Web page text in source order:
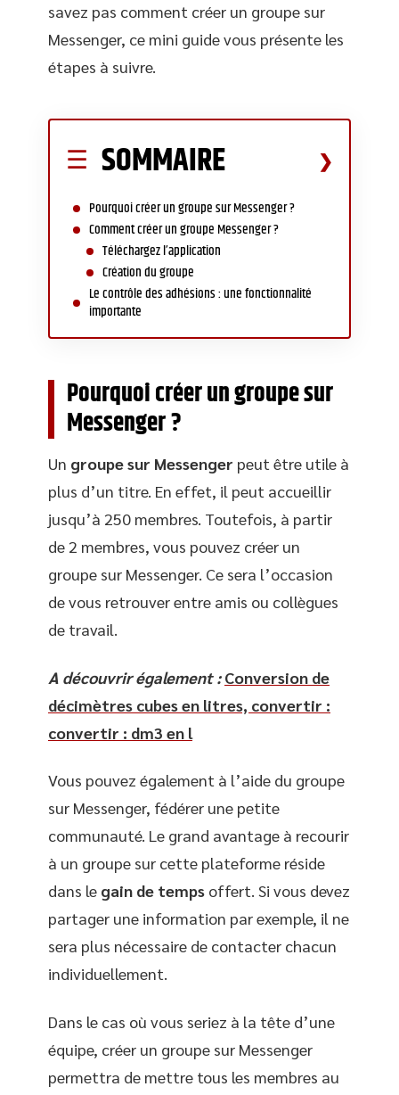
savez pas comment créer un groupe sur
Messenger, ce mini guide vous présente les
étapes à suivre.
SOMMAIRE
Pourquoi créer un groupe sur Messenger ?
Comment créer un groupe Messenger ?
Téléchargez l’application
Création du groupe
Le contrôle des adhésions : une fonctionnalité
importante
Pourquoi créer un groupe sur
Messenger ?
Un groupe sur Messenger peut être utile à
plus d’un titre. En effet, il peut accueillir
jusqu’à 250 membres. Toutefois, à partir
de 2 membres, vous pouvez créer un
groupe sur Messenger. Ce sera l’occasion
de vous retrouver entre amis ou collègues
de travail.
A découvrir également : Conversion de
décimètres cubes en litres, convertir :
convertir : dm3 en l
Vous pouvez également à l’aide du groupe
sur Messenger, fédérer une petite
communauté. Le grand avantage à recourir
à un groupe sur cette plateforme réside
dans le gain de temps offert. Si vous devez
partager une information par exemple, il ne
sera plus nécessaire de contacter chacun
individuellement.
Dans le cas où vous seriez à la tête d’une
équipe, créer un groupe sur Messenger
permettra de mettre tous les membres au